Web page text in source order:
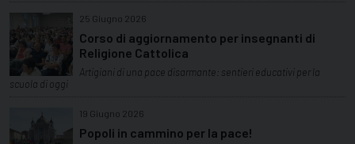
25 Giugno 2026
Corso di aggiornamento per insegnanti di
Religione Cattolica
Artigiani di una pace disarmante: sentieri educativi per la
scuola di oggi
19 Giugno 2026
Popoli in cammino per la pace!